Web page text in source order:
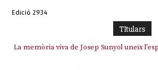
Edició 2934
TItulars
La memòria viva de Josep Sunyol uneix